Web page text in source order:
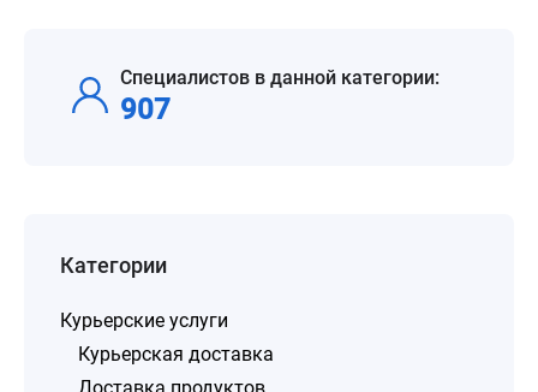
Специалистов в данной категории:
907
Категории
Курьерские услуги
Курьерская доставка